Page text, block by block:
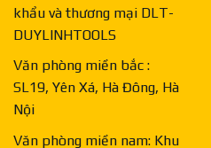
khẩu và thương mại DLT-
DUYLINHTOOLS
Văn phòng miền bắc :
SL19, Yên Xá, Hà Đông, Hà
Nội
Văn phòng miền nam: Khu